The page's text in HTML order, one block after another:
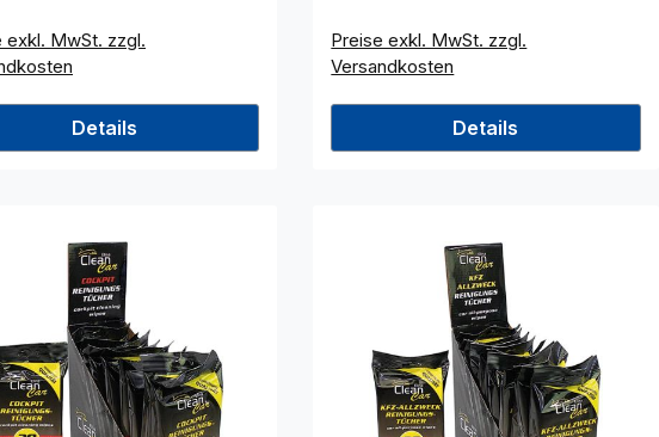
exkl. MwSt. zzgl.
Details
Preise exkl. MwSt. zzgl.
Versandkosten
Details